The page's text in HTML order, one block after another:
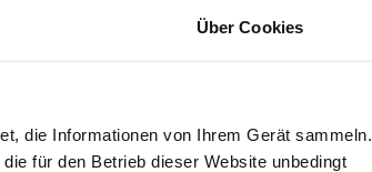
Über Cookies
die Informationen von Ihrem Gerät sammeln.
für den Betrieb dieser Website unbedingt